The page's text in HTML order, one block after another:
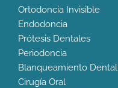
Ortodoncia Invisible
Endodoncia
Prótesis Dentales
Periodoncia
Blanqueamiento Dental
Cirugía Oral